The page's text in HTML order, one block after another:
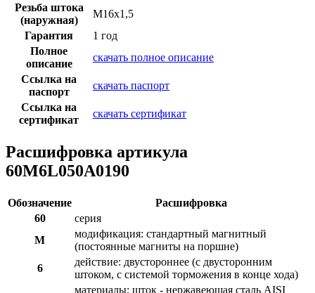
Резьба штока
(наружная)
M16x1,5
Гарантия
1 год
Полное
описание
скачать полное описание
Ссылка на
паспорт
скачать паспорт
Ссылка на
сертификат
скачать сертификат
Расшифровка артикула
60M6L050A0190
Обозначение
Расшифровка
60
серия
M
модификация: стандартный магнитный
(постоянные магниты на поршне)
6
действие: двустороннее (с двусторонним
штоком, с системой торможения в конце хода)
материалы: шток - нержавеющая сталь AISI